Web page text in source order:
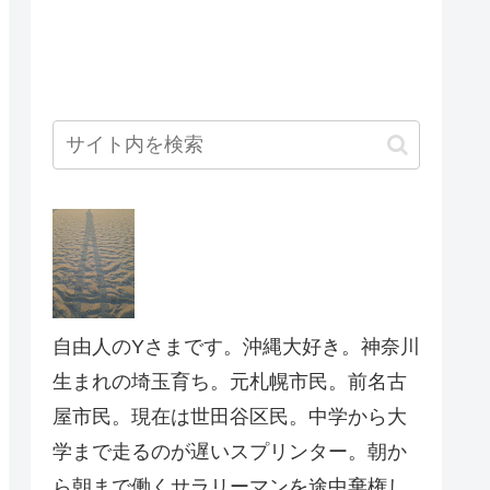
自由人のYさまです。沖縄大好き。神奈川
生まれの埼玉育ち。元札幌市民。前名古
屋市民。現在は世田谷区民。中学から大
学まで走るのが遅いスプリンター。朝か